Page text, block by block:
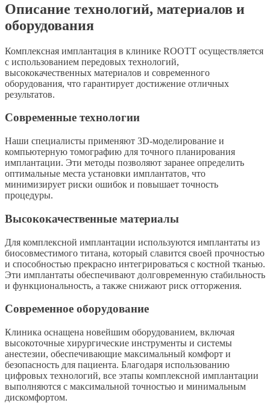
Описание технологий, материалов и
оборудования
Комплексная имплантация в клинике ROOTT осуществляется
с использованием передовых технологий,
высококачественных материалов и современного
оборудования, что гарантирует достижение отличных
результатов.
Современные технологии
Наши специалисты применяют 3D-моделирование и
компьютерную томографию для точного планирования
имплантации. Эти методы позволяют заранее определить
оптимальные места установки имплантатов, что
минимизирует риски ошибок и повышает точность
процедуры.
Высококачественные материалы
Для комплексной имплантации используются имплантаты из
биосовместимого титана, который славится своей прочностью
и способностью прекрасно интегрироваться с костной тканью.
Эти имплантаты обеспечивают долговременную стабильность
и функциональность, а также снижают риск отторжения.
Современное оборудование
Клиника оснащена новейшим оборудованием, включая
высокоточные хирургические инструменты и системы
анестезии, обеспечивающие максимальный комфорт и
безопасность для пациента. Благодаря использованию
цифровых технологий, все этапы комплексной имплантации
выполняются с максимальной точностью и минимальным
дискомфортом.